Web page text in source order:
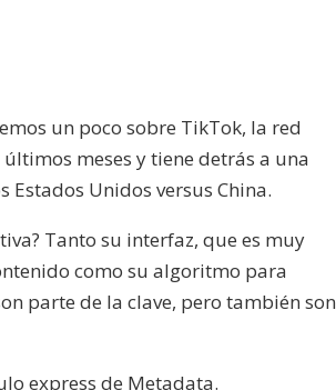
un poco sobre TikTok, la red
meses y tiene detrás a una
Unidos versus China.
Tanto su interfaz, que es muy
como su algoritmo para
parte de la clave, pero también son
express de Metadata.